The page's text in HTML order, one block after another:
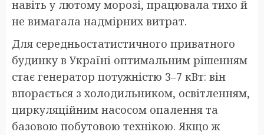
навіть у лютому морозі, працювала тихо й
не вимагала надмірних витрат.
Для середньостатистичного приватного
будинку в Україні оптимальним рішенням
стає генератор потужністю 3–7 кВт: він
впорається з холодильником, освітленням,
циркуляційним насосом опалення та
базовою побутовою технікою. Якщо ж